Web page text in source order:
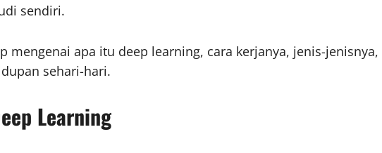
sendiri.
mengenai apa itu deep learning, cara kerjanya, jenis-jenisnya,
sehari-hari.
Learning